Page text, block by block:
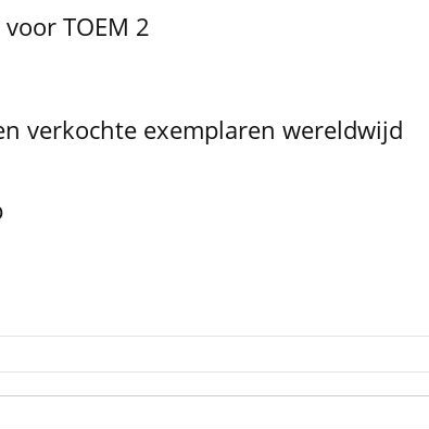
TOEM 2
verkochte exemplaren wereldwijd